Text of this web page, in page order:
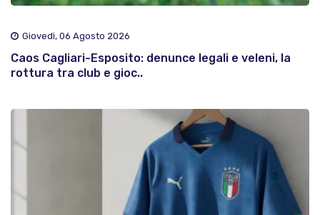
Giovedì, 06 Agosto 2026
Caos Cagliari-Esposito: denunce legali e veleni, la
rottura tra club e gioc..